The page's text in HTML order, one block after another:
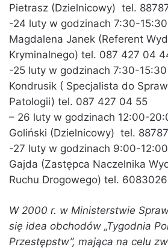
Pietrasz (Dzielnicowy) tel.
-24 luty w godzinach 7:30-
Magdalena Janek (Referent
Kryminalnego) tel. 087 427 04
-25 luty w godzinach 7:30-
Kondrusik ( Specjalista do
Patologii) tel. 087 427 04 55
– 26 luty w godzinach 12:00-
Goliński (Dzielnicowy) tel.
-27 luty w godzinach 9:00-
Gajda (Zastępca Naczelnika
Ruchu Drogowego) tel.
W 2000 r. w Ministerstwie
się idea obchodów „Tygodnia
Przestępstw”, mająca na celu